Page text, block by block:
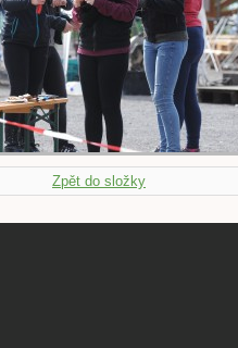
Zpět do složky